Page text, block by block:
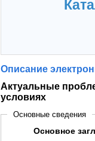
Описание
Актуальные
условиях
Основные сведения
Основное